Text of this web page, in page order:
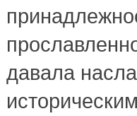
давала